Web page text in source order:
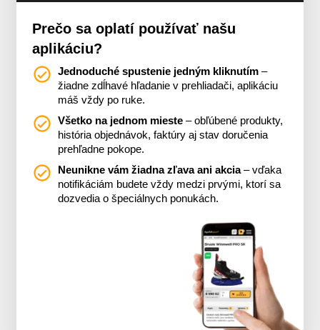
Prečo sa oplatí používať našu
aplikáciu?
Jednoduché spustenie jedným kliknutím –
žiadne zdĺhavé hľadanie v prehliadači, aplikáciu
máš vždy po ruke.
Všetko na jednom mieste – obľúbené produkty,
história objednávok, faktúry aj stav doručenia
prehľadne pokope.
Neunikne vám žiadna zľava ani akcia– vďaka
notifikáciám budete vždy medzi prvými, ktorí sa
dozvedia o špeciálnych ponukách.